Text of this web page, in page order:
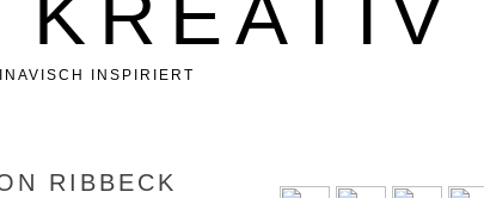
INSPIRIERT
RIBBECK